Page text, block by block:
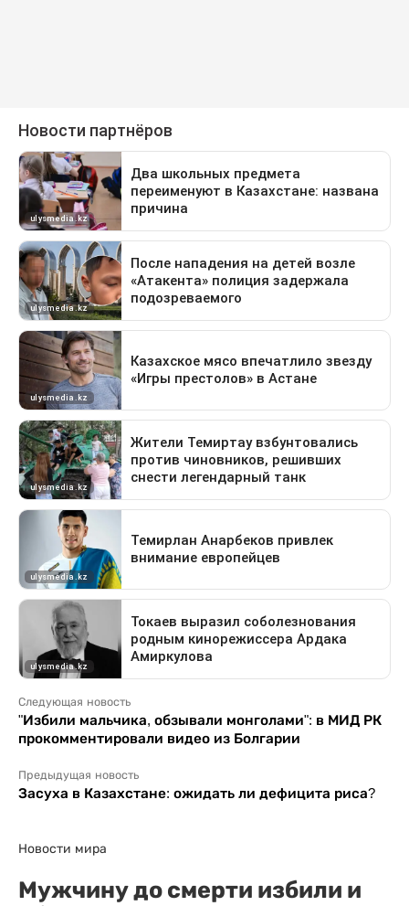
Следующая новость
"Избили мальчика, обзывали монголами": в МИД РК
прокомментировали видео из Болгарии
Предыдущая новость
Засуха в Казахстане: ожидать ли дефицита риса?
Новости мира
Мужчину до смерти избили и